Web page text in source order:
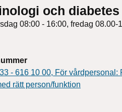
och
08:00 - 16:00, fredag 08.00-
- 616 10 00, För vårdpersonal:
rätt person/funktion